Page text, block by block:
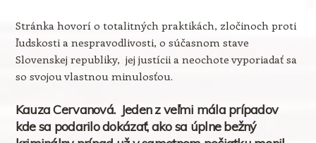
Stránka hovorí o totalitných praktikách, zločinoch proti
ľudskosti a nespravodlivosti, o súčasnom stave
Slovenskej republiky, jej justícii a neochote vyporiadať sa
so svojou vlastnou minulosťou.
Kauza Cervanová. Jeden z veľmi mála prípadov
kde sa podarilo dokázať, ako sa úplne bežný